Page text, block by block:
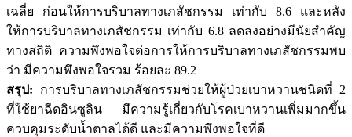
เฉลี่ย ก่อนให้การบริบาลทางเภสัชกรรม เท่ากับ 8.6 และหลัง
ให้การบริบาลทางเภสัชกรรม เท่ากับ 6.8 ลดลงอย่างมีนัยสำคัญ
ทางสถิติ ความพึงพอใจต่อการให้การบริบาลทางเภสัชกรรมพบ
ว่า มีความพึงพอใจรวม ร้อยละ 89.2
สรุป: การบริบาลทางเภสัชกรรมช่วยให้ผู้ป่วยเบาหวานชนิดที่ 2
ที่ใช้ยาฉีดอินซูลิน มีความรู้เกี่ยวกับโรคเบาหวานเพิ่มมากขึ้น
ควบคุมระดับน้ำตาลได้ดี และมีความพึงพอใจที่ดี